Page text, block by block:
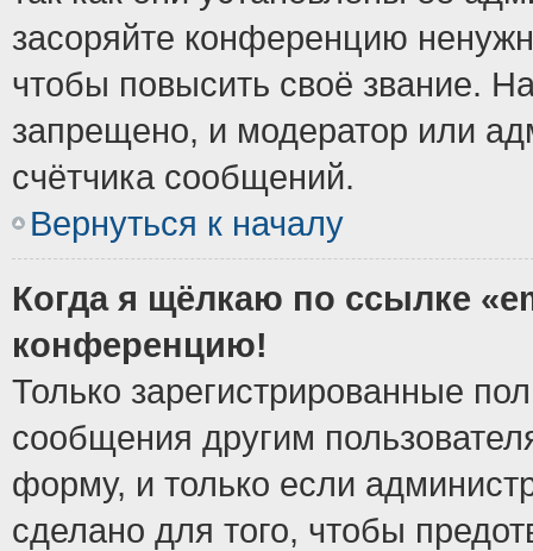
засоряйте конференцию
чтобы повысить своё звание.
запрещено, и модератор или
счётчика сообщений.
Вернуться к началу
Когда я щёлкаю по ссылке
конференцию!
Только зарегистрированные
сообщения другим
форму, и только если
сделано для того, чтобы